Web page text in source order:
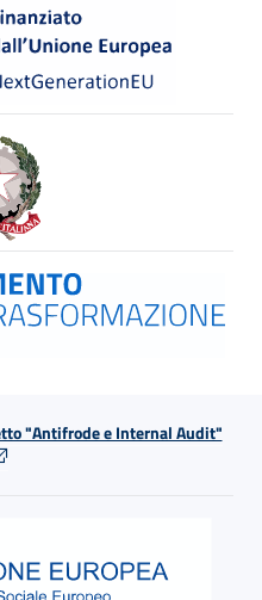
"Antifrode e Internal Audit"